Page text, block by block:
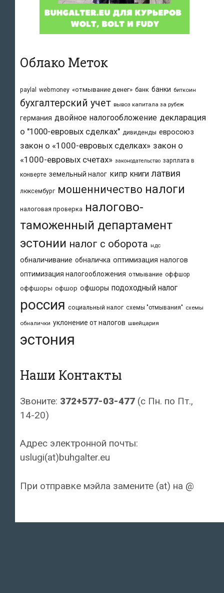
Облако Меток
paylal webmoney «отмывание денег» банк банки биткоин
бухгалтерский учет вывоз капитала за рубеж
германия двойное налогообложение декларация
о "1000-евровых сделках" дивиденды евросоюз
закон о «1000-евровых сделках» закон о
«1000-евровых счетах» законодательство зарплата в
конверте земельный налог кипр книги латвия
люксембург мошенничество налоги
налоговая проверка налогово-
таможенный департамент
эстонии налог с оборота ндс
обналичивание обналичка оптимизация налогов
оптимизация налогообложения отмывание оффшор
оффшоры офшор офшоры подоходный налог
россия социальный налог схемы "отмывания" схемы
обналички уклонение от налогов швейцария
эстония
Наши Контакты
Звоните: 372+577-03-477 (с Пн. по Пт.,
14-20)
Адрес электронной почты:
uslugi(at)buhgalter.eu
При отправке мэйла замените (at) на @